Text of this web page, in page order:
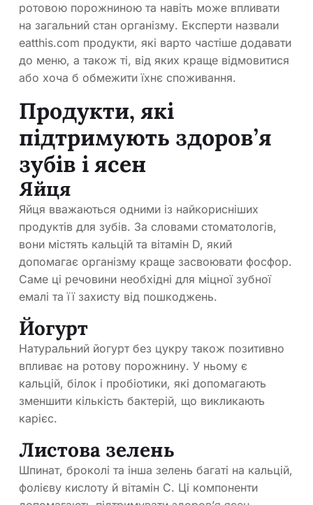
ротовою порожниною та навіть може впливати
на загальний стан організму. Експерти назвали
eatthis.com продукти, які варто частіше додавати
до меню, а також ті, від яких краще відмовитися
або хоча б обмежити їхнє споживання.
Продукти, які
підтримують здоров’я
зубів і ясен
Яйця
Яйця вважаються одними із найкорисніших
продуктів для зубів. За словами стоматологів,
вони містять кальцій та вітамін D, який
допомагає організму краще засвоювати фосфор.
Саме ці речовини необхідні для міцної зубної
емалі та її захисту від пошкоджень.
Йогурт
Натуральний йогурт без цукру також позитивно
впливає на ротову порожнину. У ньому є
кальцій, білок і пробіотики, які допомагають
зменшити кількість бактерій, що викликають
карієс.
Листова зелень
Шпинат, броколі та інша зелень багаті на кальцій,
фолієву кислоту й вітамін С. Ці компоненти